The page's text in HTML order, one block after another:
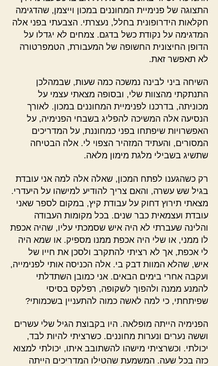
התצוגה של פנימיית המחוננים במכון וייצמן, שהדגימה
חקלאות הידרופונית בחלל, נעצרתי. הצבעתי בפני אלה
המדגימה על נקודת כשל בדגם. צמחים לא יגדלו על
הדופן החיצונית החשופה של המעבורת, הטמפרטורה
לא תאפשר זאת.
השיחה ביני לבינה נמשכה כמה שעות, שבמהלכן
התנתקתי מהצוות שלי, ובסופה מצאתי עצמי על
מכוניתה, בדרכנו לפנימיית המחוננים במכון. לאורך
הנסיעה אלה המשיכה להפליג בשבחי הפנימיה, על
האפשרויות שיפתחו בפני כמחוננת, על המדריכים
המסורים, והעתיד המזהיר הצפוי לי. אלה הבטיחה
שתשיג בשבילי מלגת מימון מלאה.
רק כשהגענו לפתח המכון, שאלה אלה למה אני עובדת
בגיל שש עשרה, והאם צריך להודיע למישהו על היעדרי.
מצאתי תירוץ דחוק על עבודת קיץ, במקום לספר שאני
עובדת ועצמאית כבר שנים. בכל מקומות העבודה
והלינה שעברתי לא היה איש שסמכתי עליו, שהיה אכפת
לו ממני, או שלי היה אכפת ממנו מספיק. או שמא היה
לי אכפת, אך לא רציתי להתקרב ולסכן את חייו של
איש, שהלא המוות דבק בי. אלה הכניסה אותי לפנימייה,
ועקבה אחרי בימים הבאים. אני כמובן השתדלתי
להמנע ממנה ולהפוך לשקופה, רפלקס בסיסי
שפיתחתי, כי למה לאשה כמוה להתעניין בשכמותי?
הפנימיה הייתה מופלאה. היו בקבוצת הגיל שלי עשרים
וששה נערים ונערות מחוננים. כשרציתי להיות לבד,
יכולתי. וכשרציתי מישהו להשתובב איתו, יכולתי למצוא
כזה בכל שעה. המשמעת שהטילו המדריכים הייתה